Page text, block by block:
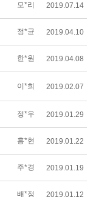
모*리 2019.07.14
정*균 2019.04.10
한*원 2019.04.08
이*희 2019.02.07
정*우 2019.01.29
홍*현 2019.01.22
주*경 2019.01.19
배*정 2019.01.12